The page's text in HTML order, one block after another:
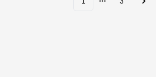
More pages